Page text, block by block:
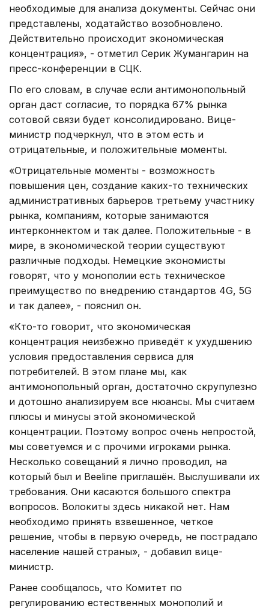
необходимые для анализа документы. Сейчас они
представлены, ходатайство возобновлено.
Действительно происходит экономическая
концентрация», - отметил Серик Жумангарин на
пресс-конференции в СЦК.
По его словам, в случае если антимонопольный
орган даст согласие, то порядка 67% рынка
сотовой связи будет консолидировано. Вице-
министр подчеркнул, что в этом есть и
отрицательные, и положительные моменты.
«Отрицательные моменты - возможность
повышения цен, создание каких-то технических
административных барьеров третьему участнику
рынка, компаниям, которые занимаются
интерконнектом и так далее. Положительные - в
мире, в экономической теории существуют
различные подходы. Немецкие экономисты
говорят, что у монополии есть техническое
преимущество по внедрению стандартов 4G, 5G
и так далее», - пояснил он.
«Кто-то говорит, что экономическая
концентрация неизбежно приведёт к ухудшению
условия предоставления сервиса для
потребителей. В этом плане мы, как
антимонопольный орган, достаточно скрупулезно
и дотошно анализируем все нюансы. Мы считаем
плюсы и минусы этой экономической
концентрации. Поэтому вопрос очень непростой,
мы советуемся и с прочими игроками рынка.
Несколько совещаний я лично проводил, на
который был и Beeline приглашён. Выслушивали их
требования. Они касаются большого спектра
вопросов. Волокиты здесь никакой нет. Нам
необходимо принять взвешенное, четкое
решение, чтобы в первую очередь, не пострадало
население нашей страны», - добавил вице-
министр.
Ранее сообщалось, что Комитет по
регулированию естественных монополий и